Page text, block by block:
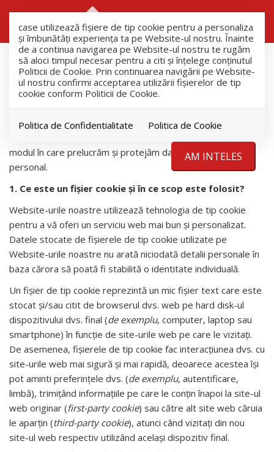
case utilizează fişiere de tip cookie pentru a personaliza
și îmbunătăți experiența ta pe Website-ul nostru. Înainte
de a continua navigarea pe Website-ul nostru te rugăm
să aloci timpul necesar pentru a citi și înțelege conținutul
Politicii de Cookie. Prin continuarea navigării pe Website-
ul nostru confirmi acceptarea utilizării fişierelor de tip
cookie conform Politicii de Cookie.
Politica de Confidentialitate Politica de Cookie
AM INTELES
POLITICĂ PRIVIND FIȘIERELE
DE TIP COOKIE
Romanescu & Coîn calitate de operator de date vă
modul în care prelucrăm și protejăm datele cu caracter
personal.
1. Ce este un fişier cookie şi în ce scop este folosit?
Website-urile noastre utilizează tehnologia de tip cookie
pentru a vă oferi un serviciu web mai bun și personalizat.
Datele stocate de fișierele de tip cookie utilizate pe
Website-urile noastre nu arată niciodată detalii personale în
baza cărora să poată fi stabilită o identitate individuală.
Un fișier de tip cookie reprezintă un mic fișier text care este
stocat și/sau citit de browserul dvs. web pe hard disk-ul
dispozitivului dvs. final (de exemplu, computer, laptop sau
smartphone) în funcție de site-urile web pe care le vizitați.
De asemenea, fișierele de tip cookie fac interacțiunea dvs. cu
site-urile web mai sigură și mai rapidă, deoarece acestea își
pot aminti preferințele dvs. (de exemplu, autentificare,
limbă), trimițând informațiile pe care le conțin înapoi la site-ul
web originar (first-party cookie) sau către alt site web căruia
le aparțin (third-party cookie), atunci când vizitați din nou
site-ul web respectiv utilizând același dispozitiv final.